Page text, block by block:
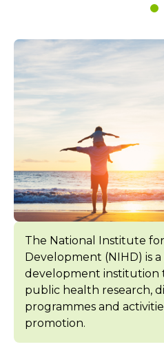
The National Institute
Development (NIHD) is
development institution
public health research,
programmes and
promotion.